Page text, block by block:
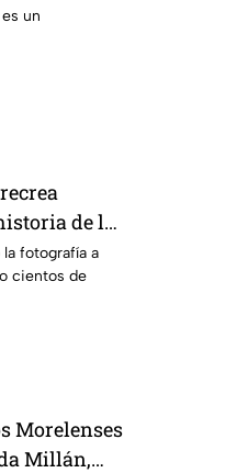
un
de la
fotografía a
cientos de
Morelenses
Millán,